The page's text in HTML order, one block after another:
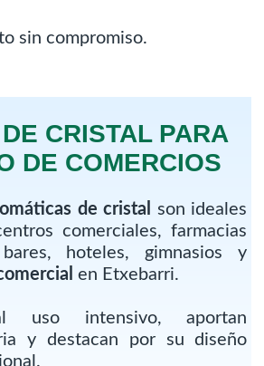
sin compromiso.
CRISTAL PARA
DE COMERCIOS
de cristal
son ideales
comerciales, farmacias
hoteles, gimnasios y
en Etxebarri.
uso intensivo, aportan
y destacan por su diseño